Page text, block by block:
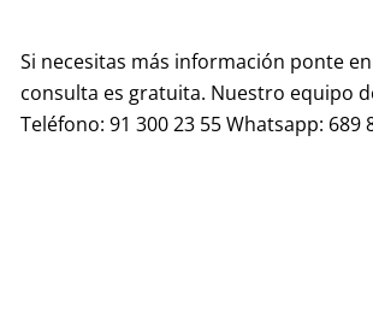
Si necesitas más información ponte
consulta es gratuita. Nuestro equipo
Teléfono: 91 300 23 55 Whatsapp: 689